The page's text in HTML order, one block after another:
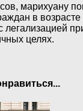
марихуану
в возрасте
легализацией
целях.